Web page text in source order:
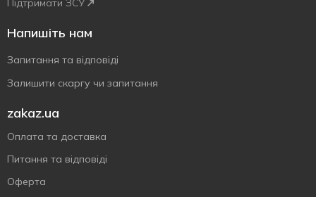
Підтримати ЗСУ
Напишіть нам
Запитання та відповіді
Залишити скаргу чи запитання
zakaz.ua
Оплата та доставка
Питання та відповіді
Оферта